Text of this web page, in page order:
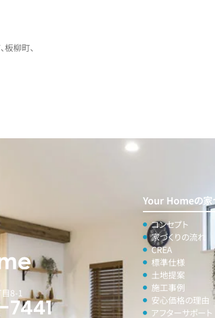
柳町、
8-1
Your Homeの家
コンセプト
家づくりの流れ
CREA
標準仕様
土地提案
施工事例
安心価格の理由
アフターサポート